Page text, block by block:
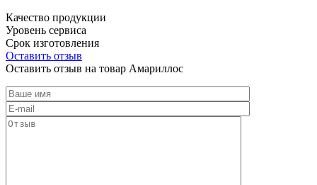
Качество продукции
Уровень сервиса
Срок изготовления
Оставить отзыв
Оставить отзыв на товар Амариллос